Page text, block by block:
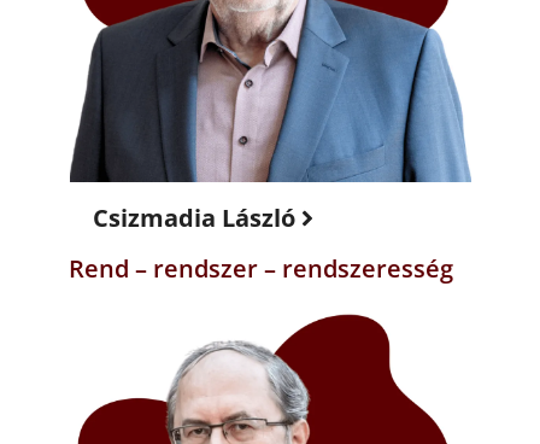
Csizmadia László
Rend – rendszer – rendszeresség